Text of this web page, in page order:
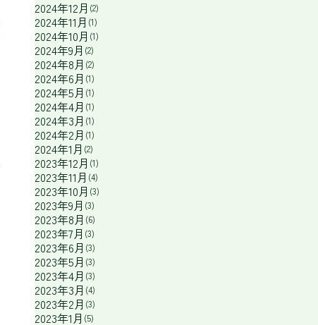
2024年12月 (2)
2024年11月 (1)
2024年10月 (1)
2024年9月 (2)
2024年8月 (2)
2024年6月 (1)
2024年5月 (1)
2024年4月 (1)
2024年3月 (1)
2024年2月 (1)
2024年1月 (2)
2023年12月 (1)
2023年11月 (4)
2023年10月 (3)
2023年9月 (3)
2023年8月 (6)
2023年7月 (3)
2023年6月 (3)
2023年5月 (3)
2023年4月 (3)
2023年3月 (4)
2023年2月 (3)
2023年1月 (5)